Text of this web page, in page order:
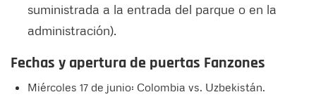
suministrada a la entrada del parque o en la
administración).
Fechas y apertura de puertas Fanzones
Miércoles 17 de junio: Colombia vs. Uzbekistán.